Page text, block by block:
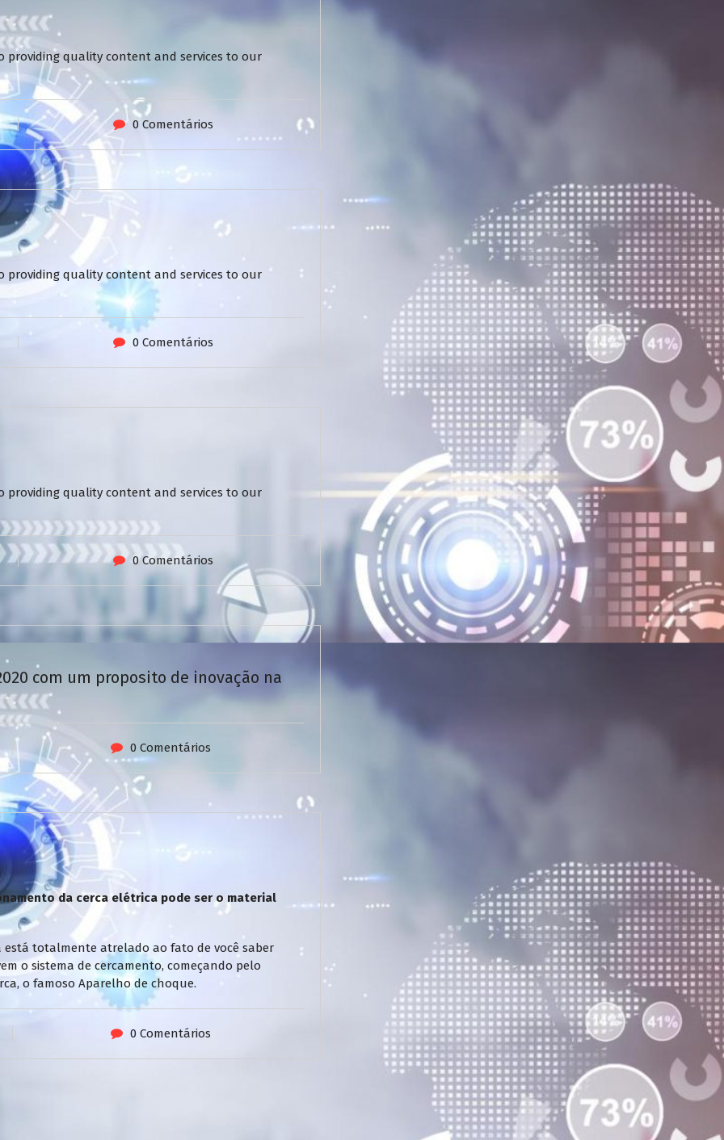
providing quality content and services to our
0 Comentários
providing quality content and services to our
0 Comentários
providing quality content and services to our
0 Comentários
com um proposito de inovação na
0 Comentários
da cerca elétrica pode ser o material
totalmente atrelado ao fato de você saber
o sistema de cercamento, começando pelo
o famoso Aparelho de choque.
0 Comentários